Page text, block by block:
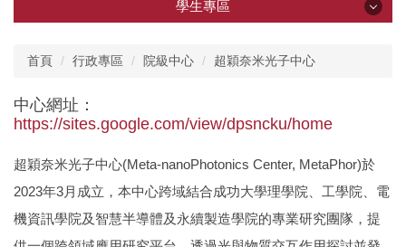
關於理學院
組織成員
系所介紹
表單與規章
教學研究
研究團隊
影音專區
學生專區
系所招生
活動花絮
首頁 行政專區 院級中心 超穎奈米光子中心
中心網址：
https://sites.google.com/view/dpsncku/home
超穎奈米光子中心(Meta-nanoPhotonics Center, MetaPhor)於
2023年3月成立，本中心跨域結合成功大學理學院、工學院、電
機資訊學院及智慧半導體及永續製造學院的專業研究團隊，提